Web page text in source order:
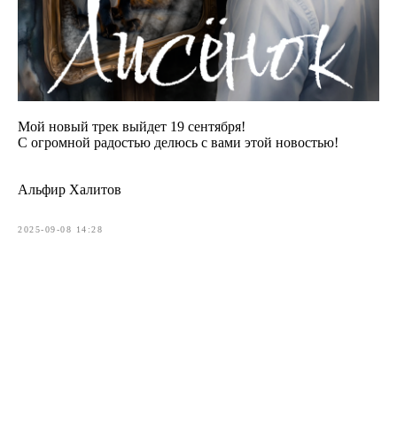
Мой новый трек выйдет 19 сентября!
С огромной радостью делюсь с вами этой новостью!
Альфир Халитов
2025-09-08 14:28